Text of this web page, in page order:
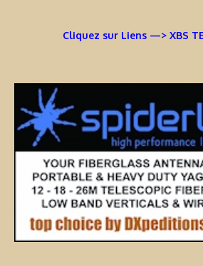
Cliquez sur Liens —> XBS